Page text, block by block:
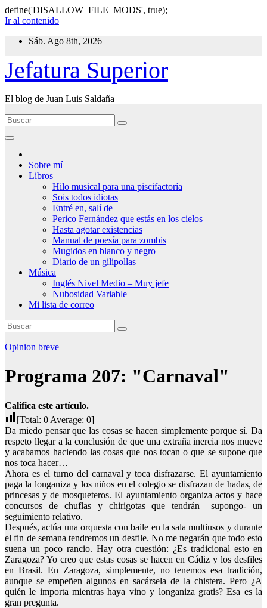
define('DISALLOW_FILE_MODS', true);
Ir al contenido
Sáb. Ago 8th, 2026
Jefatura Superior
El blog de Juan Luis Saldaña
Sobre mí
Libros
Hilo musical para una piscifactoría
Sois todos idiotas
Entré en, salí de
Perico Fernández que estás en los cielos
Hasta agotar existencias
Manual de poesía para zombis
Mugidos en blanco y negro
Diario de un gilipollas
Música
Inglés Nivel Medio – Muy jefe
Nubosidad Variable
Mi lista de correo
Opinion breve
Programa 207: "Carnaval"
Califica este artículo.
[Total: 0 Average: 0]
Da miedo pensar que las cosas se hacen simplemente porque sí. Da
respeto llegar a la conclusión de que una extraña inercia nos mueve
y acabamos haciendo las cosas que nos tocan o que se supone que
nos toca hacer…
Ahora es el turno del carnaval y toca disfrazarse. El ayuntamiento
paga la longaniza y los niños en el colegio se disfrazan de hadas, de
princesas y de mosqueteros. El ayuntamiento organiza actos y hace
concursos de chuflas y chirigotas que tendrán –supongo- un
seguimiento relativo.
Después, actúa una orquesta con baile en la sala multiusos y durante
el fin de semana tendremos un desfile. No me negarán que todo esto
suena un poco rancio. Hay otra cuestión: ¿Es tradicional esto en
Zaragoza? Yo creo que estas cosas se hacen en Cádiz y los desfiles
en Brasil. En Zaragoza, simplemente, no tenemos esa tradición,
aunque se empeñen algunos en sacársela de la chistera. Pero ¿A
quién le importa mientras haya vino y longaniza gratis? Esa es la
gran pregunta.